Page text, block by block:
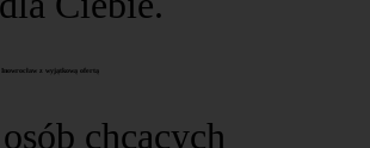
z wyjątkową ofertą
chcących